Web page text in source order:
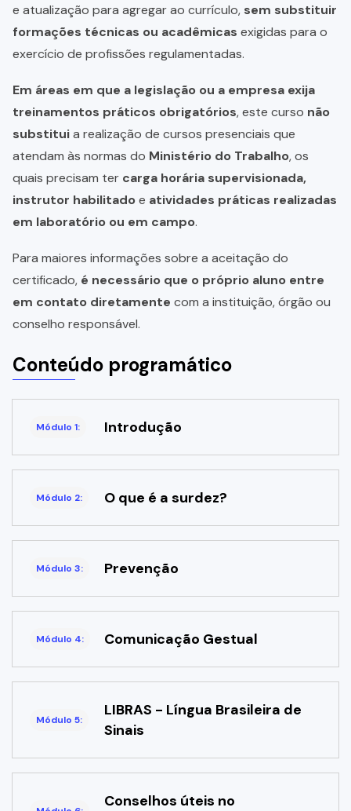
e atualização para agregar ao currículo, sem substituir
formações técnicas ou acadêmicas exigidas para o
exercício de profissões regulamentadas.
Em áreas em que a legislação ou a empresa exija
treinamentos práticos obrigatórios, este curso não
substituia realização de cursos presenciais que
atendam às normas do Ministério do Trabalho, os
quais precisam ter carga horária supervisionada,
instrutor habilitadoe atividades práticas realizadas
em laboratório ou em campo.
Para maiores informações sobre a aceitação do
certificado, é necessário que o próprio aluno entre
em contato diretamente com a instituição, órgão ou
conselho responsável.
Conteúdo programático
Módulo 1: Introdução
Módulo 2: O que é a surdez?
Módulo 3: Prevenção
Módulo 4: Comunicação Gestual
Módulo 5:
LIBRAS - Língua Brasileira de
Sinais
Conselhos úteis no